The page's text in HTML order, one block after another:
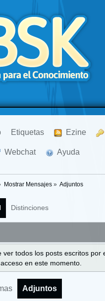
Etiquetas Ezine
Webchat Ayuda
Mostrar Mensajes» Adjuntos
Distinciones
ver todos los posts escritos
en este momento.
Adjuntos